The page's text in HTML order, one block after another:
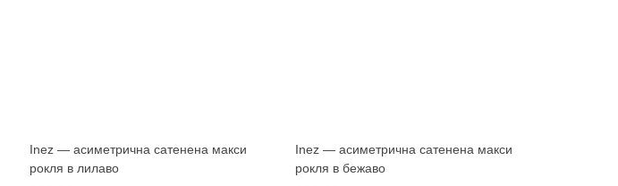
Харесвам
Inez — асиметрична сатенена макси
рокля в лилаво
Харесвам
Inez — асиметрична сатенена макси
рокля в бежаво